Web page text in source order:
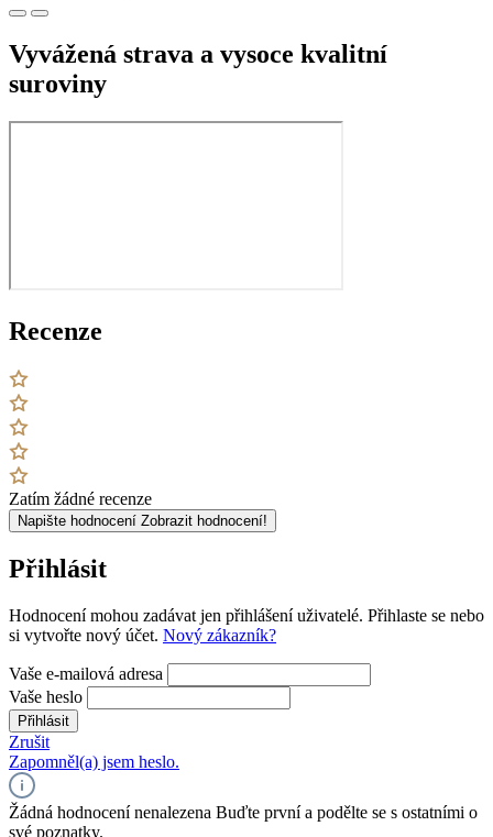
Vyvážená strava a vysoce kvalitní
suroviny
Recenze
Zatím žádné recenze
Napište hodnocení Zobrazit hodnocení!
Přihlásit
Hodnocení mohou zadávat jen přihlášení uživatelé. Přihlaste se nebo
si vytvořte nový účet. Nový zákazník?
Vaše e-mailová adresa
Vaše heslo
Přihlásit
Zrušit
Zapomněl(a) jsem heslo.
Žádná hodnocení nenalezena Buďte první a podělte se s ostatními o
své poznatky.